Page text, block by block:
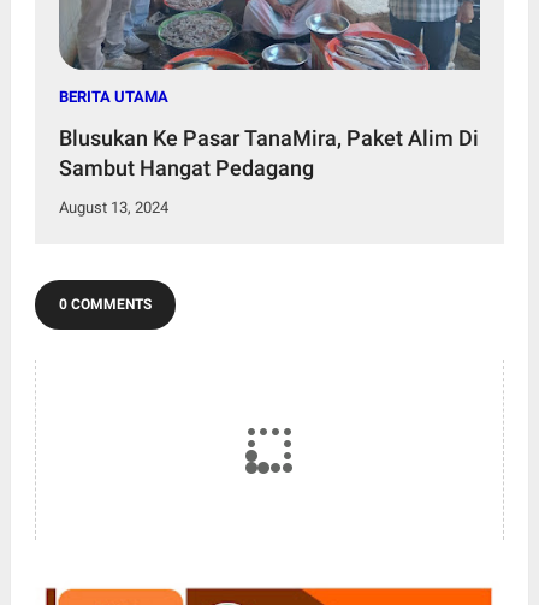
BERITA UTAMA
Blusukan Ke Pasar TanaMira, Paket Alim Di
Sambut Hangat Pedagang
August 13, 2024
0 COMMENTS